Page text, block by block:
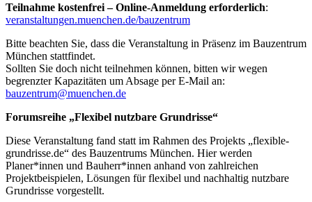
Teilnahme kostenfrei – Online-Anmeldung erforderlich:
veranstaltungen.muenchen.de/bauzentrum
Bitte beachten Sie, dass die Veranstaltung in Präsenz im Bauzentrum
München stattfindet.
Sollten Sie doch nicht teilnehmen können, bitten wir wegen
begrenzter Kapazitäten um Absage per E-Mail an:
bauzentrum@muenchen.de
Forumsreihe „Flexibel nutzbare Grundrisse“
Diese Veranstaltung fand statt im Rahmen des Projekts „flexible-
grundrisse.de“ des Bauzentrums München. Hier werden
Planer*innen und Bauherr*innen anhand von zahlreichen
Projektbeispielen, Lösungen für flexibel und nachhaltig nutzbare
Grundrisse vorgestellt.